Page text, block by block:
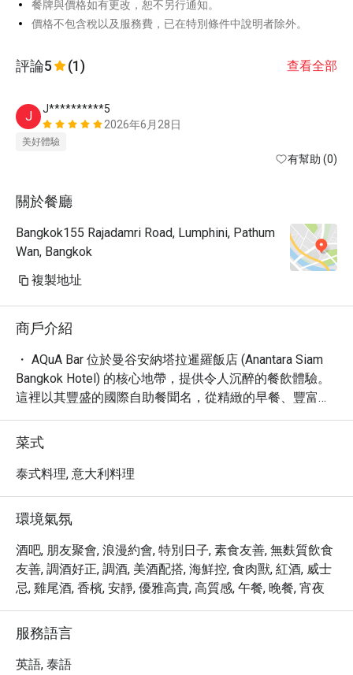
餐牌與價格如有更改，恕不另行通知。
價格不包含稅以及服務費，已在特別條件中說明者除外。
評論5 (1) 查看全部
J
J**********5
2026年6月28日
美好體驗
有幫助 (0)
關於餐廳
Bangkok155 Rajadamri Road, Lumphini, Pathum
Wan, Bangkok
複製地址
商戶介紹
・ AQuA Bar 位於曼谷安納塔拉暹羅飯店 (Anantara Siam
Bangkok Hotel) 的核心地帶，提供令人沉醉的餐飲體驗。
這裡以其豐盛的國際自助餐聞名，從精緻的早餐、豐富的
午餐到豐盛的晚餐，全天候滿足您的味蕾。您可在此享受
輕鬆、新潮且舒適的用餐氛圍，是您探索曼谷美食的理想
之選。
・ 踏入 AQuA Bar，彷彿置身於一個別緻的綠洲，其優雅
是家庭聚會，都能找到自在的空間。這裡不僅提供各式美
味小點、精緻咖啡，還有豐富的酒精飲品，從經典雞尾酒
到精選啤酒、葡萄酒，應有盡有，滿足您不同時段的需
求。
・ 透過 Eatigo 預訂 AQuA Bar，您將享有獨家優惠，最高
的豐盛美食與絕佳氛圍。
菜式
泰式料理, 意大利料理
環境氣氛
酒吧, 朋友聚會, 浪漫約會, 特別日子, 素食友善, 無麩質飲食
友善, 調酒好正, 調酒, 美酒配搭, 海鮮控, 食肉獸, 紅酒, 威士
忌, 雞尾酒, 香檳, 安靜, 優雅高貴, 高質感, 午餐, 晚餐, 宵夜
服務語言
英語, 泰語